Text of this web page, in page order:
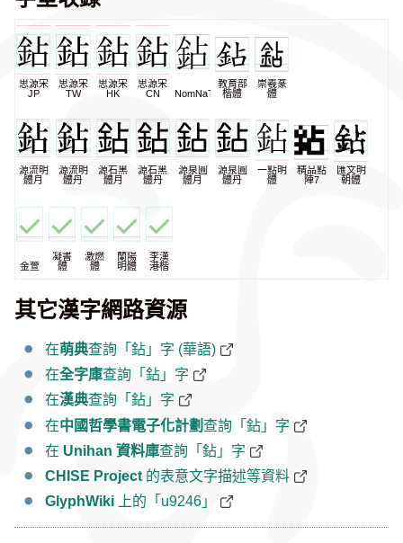
思源宋
JP
思源宋
TW
思源宋
HK
思源宋
CN
NomNaTong
教育部
楷體
崇羲篆
體
源流明
體月
源流明
體丹
源石黑
體月
源石黑
體丹
源泉圓
體月
源泉圓
體丹
一點明
體
精品點
陣7
匯文明
朝體
金萱
凝書
體
激燃
體
蘭陽
明體
李漢
港楷
其它漢字網路資源
在萌典查詢「鉆」字 (華語)
在全字庫查詢「鉆」字
在漢典查詢「鉆」字
在中國哲學書電子化計劃查詢「鉆」字
在 Unihan 資料庫查詢「鉆」字
CHISE Project 的表意文字描述等資料
GlyphWiki 上的「u9246」